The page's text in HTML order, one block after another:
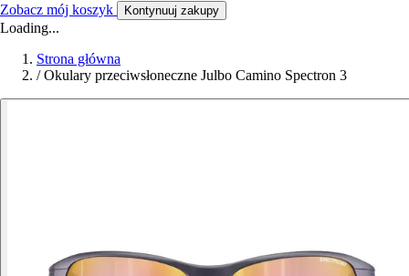
Zobacz mój koszyk Kontynuuj zakupy
Loading...
Strona główna
/ Okulary przeciwsłoneczne Julbo Camino Spectron 3